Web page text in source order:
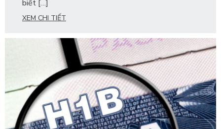
biết […]
XEM CHI TIẾT